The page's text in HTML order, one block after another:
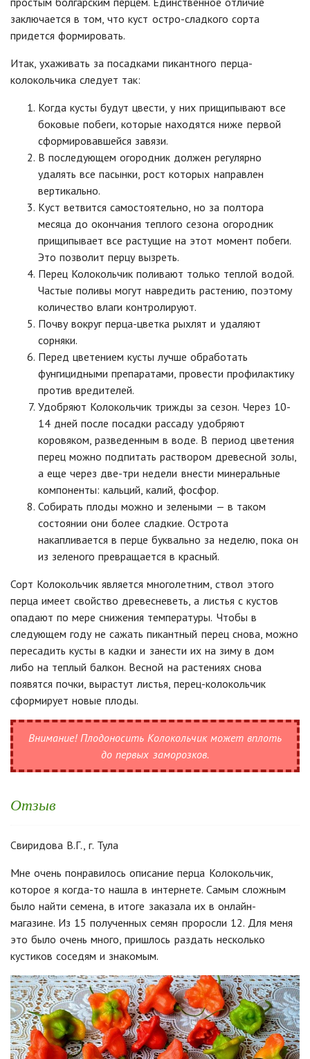
заключается в том, что куст остро-сладкого сорта
придется формировать.
Итак, ухаживать за посадками пикантного перца-
колокольчика следует так:
Когда кусты будут цвести, у них прищипывают все
боковые побеги, которые находятся ниже первой
сформировавшейся завязи.
В последующем огородник должен регулярно
удалять все пасынки, рост которых направлен
вертикально.
Куст ветвится самостоятельно, но за полтора
месяца до окончания теплого сезона огородник
прищипывает все растущие на этот момент побеги.
Это позволит перцу вызреть.
Перец Колокольчик поливают только теплой водой.
Частые поливы могут навредить растению, поэтому
количество влаги контролируют.
Почву вокруг перца-цветка рыхлят и удаляют
сорняки.
Перед цветением кусты лучше обработать
фунгицидными препаратами, провести профилактику
против вредителей.
Удобряют Колокольчик трижды за сезон. Через 10-
14 дней после посадки рассаду удобряют
коровяком, разведенным в воде. В период цветения
перец можно подпитать раствором древесной золы,
а еще через две-три недели внести минеральные
компоненты: кальций, калий, фосфор.
Собирать плоды можно и зелеными — в таком
состоянии они более сладкие. Острота
накапливается в перце буквально за неделю, пока он
из зеленого превращается в красный.
Сорт Колокольчик является многолетним, ствол этого
перца имеет свойство древесневеть, а листья с кустов
опадают по мере снижения температуры. Чтобы в
следующем году не сажать пикантный перец снова, можно
пересадить кусты в кадки и занести их на зиму в дом
либо на теплый балкон. Весной на растениях снова
появятся почки, вырастут листья, перец-колокольчик
сформирует новые плоды.
Внимание! Плодоносить Колокольчик может вплоть
до первых заморозков.
Отзыв
Свиридова В.Г., г. Тула
Мне очень понравилось описание перца Колокольчик,
которое я когда-то нашла в интернете. Самым сложным
было найти семена, в итоге заказала их в онлайн-
магазине. Из 15 полученных семян проросли 12. Для меня
это было очень много, пришлось раздать несколько
кустиков соседям и знакомым.